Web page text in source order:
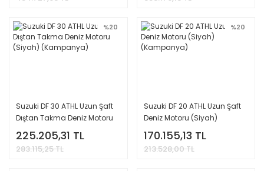
%20
Suzuki DF 30 ATHL Uzun Şaft
Dıştan Takma Deniz Motoru
(Siyah) (Kampanya)
225.205,31 TL
283.115,25 TL
%20
Suzuki DF 20 ATHL Uzun Şaft
Deniz Motoru (Siyah)
(Kampanya)
170.155,13 TL
213.528,00 TL